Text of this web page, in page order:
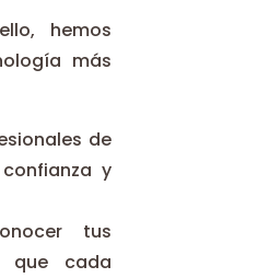
hemos
más
de
y
tus
que cada